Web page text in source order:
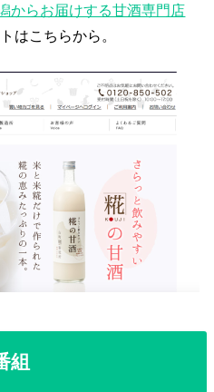
からお届けする甘酒専門店
はこちらから。
組